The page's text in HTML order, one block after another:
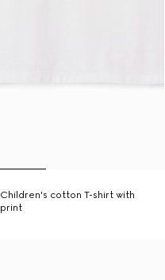
Children's cotton T-shirt with
print